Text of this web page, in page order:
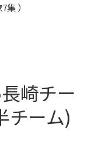
）
崎チー
チーム)